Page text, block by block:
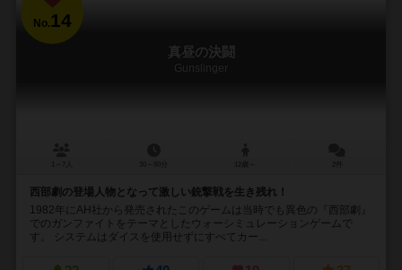
No.14
真昼の決闘
Gunslinger
西部劇の登場人物となって激しい銃撃戦を生き残れ！
1982年にAH社から発売されたこのゲームは当時でも異色の『西部劇』
でのガンファイトをテーマとしたウォーシミュレーションゲームで
す。 システムはダイスを使用せずにすべてカー...